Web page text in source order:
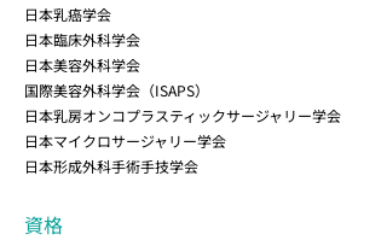
日本乳癌学会
日本臨床外科学会
日本美容外科学会
国際美容外科学会（ISAPS）
日本乳房オンコプラスティックサージャリー学会
日本マイクロサージャリー学会
日本形成外科手術手技学会
資格